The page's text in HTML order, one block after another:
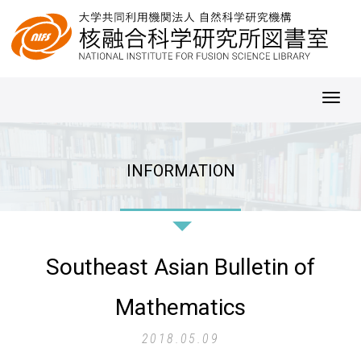
INFORMATION
Southeast Asian Bulletin of
Mathematics
2018.05.09